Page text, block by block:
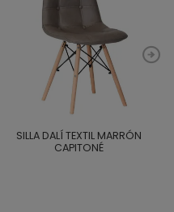
SILLA DALÍ TEXTIL MARRÓN
CAPITONÉ